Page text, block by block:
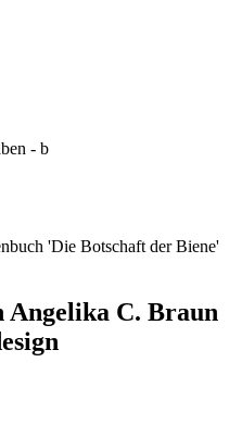
- b
'Die Botschaft der Biene'
Angelika C. Braun